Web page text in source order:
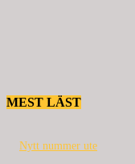
MEST LÄST
Nytt nummer ute